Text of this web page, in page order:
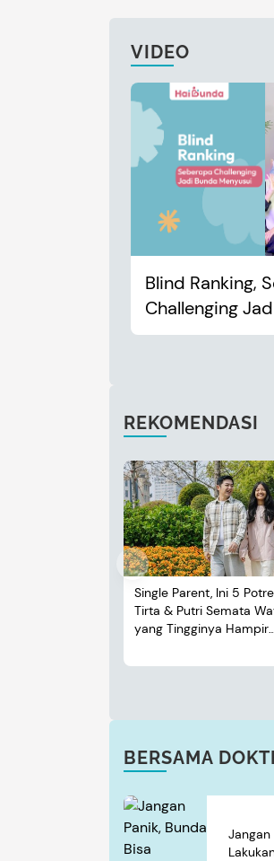
VIDEO
Blind Ranking,
Challenging
REKOMENDASI
Single Parent, Ini 5
Tirta & Putri Semata
yang Tingginya Hampir
BERSAMA
Jangan